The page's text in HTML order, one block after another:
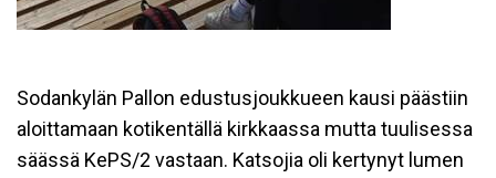
Sodankylän Pallon edustusjoukkueen kausi päästiin
aloittamaan kotikentällä kirkkaassa mutta tuulisessa
säässä KePS/2 vastaan. Katsojia oli kertynyt lumen